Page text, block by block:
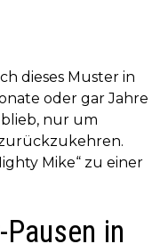
dieses Muster in
oder gar Jahre
nur um
Mike“ zu einer
in